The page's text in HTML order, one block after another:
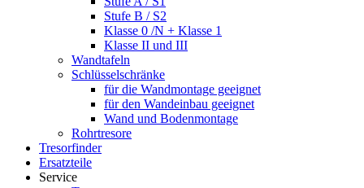
Stufe B / S2
Klasse 0 /N + Klasse 1
Klasse II und III
Wandtafeln
Schlüsselschränke
für die Wandmontage geeignet
für den Wandeinbau geeignet
Wand und Bodenmontage
Rohrtresore
Tresorfinder
Ersatzteile
Service